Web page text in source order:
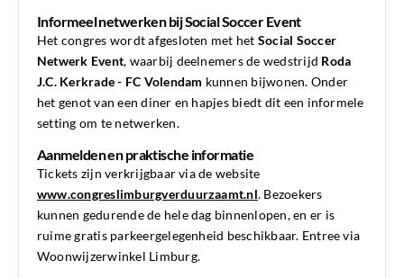
Informeel netwerken bij Social Soccer Event
Het congres wordt afgesloten met het Social Soccer
Netwerk Event, waarbij deelnemers de wedstrijd Roda
J.C. Kerkrade - FC Volendam kunnen bijwonen. Onder
het genot van een diner en hapjes biedt dit een informele
setting om te netwerken.
Aanmelden en praktische informatie
Tickets zijn verkrijgbaar via de website
www.congreslimburgverduurzaamt.nl. Bezoekers
kunnen gedurende de hele dag binnenlopen, en er is
ruime gratis parkeergelegenheid beschikbaar. Entree via
Woonwijzerwinkel Limburg.